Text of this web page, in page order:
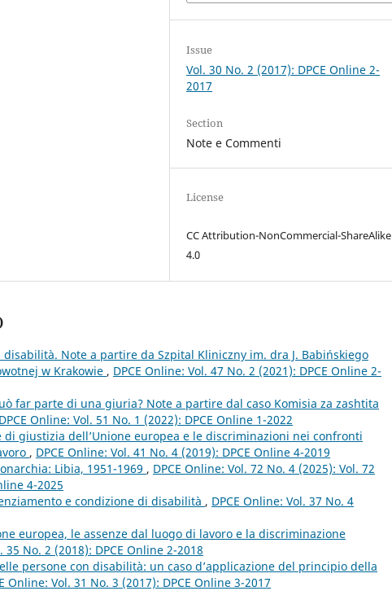
Issue
Vol. 30 No. 2 (2017): DPCE Online 2-
2017
Section
Note e Commenti
License
CC Attribution-NonCommercial-ShareAlike
4.0
Note a partire da Szpital Kliniczny im. dra J. Babińskiego
w Krakowie , DPCE Online: Vol. 47 No. 2 (2021): DPCE Online 2-
far parte di una giuria? Note a partire dal caso Komisia za zashtita
DPCE Online: Vol. 51 No. 1 (2022): DPCE Online 1-2022
di giustizia dell’Unione europea e le discriminazioni nei confronti
, DPCE Online: Vol. 41 No. 4 (2019): DPCE Online 4-2019
Libia, 1951-1969 , DPCE Online: Vol. 72 No. 4 (2025): Vol. 72
4-2025
e condizione di disabilità , DPCE Online: Vol. 37 No. 4
europea, le assenze dal luogo di lavoro e la discriminazione
35 No. 2 (2018): DPCE Online 2-2018
persone con disabilità: un caso d’applicazione del principio della
Online: Vol. 31 No. 3 (2017): DPCE Online 3-2017